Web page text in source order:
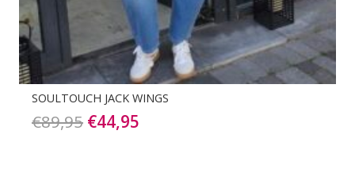
SOULTOUCH JACK WINGS
€89,95 Oorspronkelijke
€44,95